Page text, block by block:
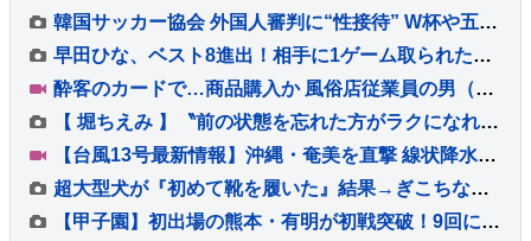
韓国サッカー協会 外国人審判に“性接待” W杯や五輪の予選、2011年から約1年間で10人余に対し JNN報告書入手
早田ひな、ベスト8進出！相手に1ゲーム取られたものの圧巻の強打で相手を撃破【WTTチャンピオンズ横浜】
酔客のカードで…商品購入か 風俗店従業員の男（23）逮捕「店の料金決済でクレカ返さずに持っていた」自宅からは他人名義のクレカ複数枚 警視庁
【 堀ちえみ 】〝前の状態を忘れた方がラクになれた〟「約7年と半年」舌がん手術を振り返り「健康でいられればそれでヨシ！」前を向く
【台風13号最新情報】沖縄・奄美を直撃 線状降水帯発生のおそれも 台風の動き遅くあす8日にかけても影響長引く見込み
超大型犬が『初めて靴を履いた』結果→ぎこちない歩き方になってしまい…可愛くて面白い『動き』に反響「ドタドタアンヨが可愛い」「お利口さん」
【甲子園】初出場の熊本・有明が初戦突破！9回に永田晴輝が“土壇場”逆転打 立命館宇治破り聖地で初白星